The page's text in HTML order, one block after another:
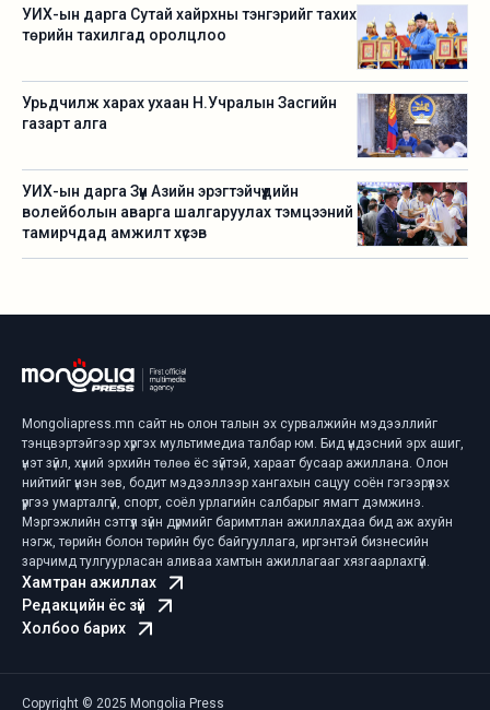
УИХ-ын дарга Сутай хайрхны тэнгэрийг тахих
төрийн тахилгад оролцлоо
Урьдчилж харах ухаан Н.Учралын Засгийн
газарт алга
УИХ-ын дарга Зүүн Азийн эрэгтэйчүүдийн
волейболын аварга шалгаруулах тэмцээний
тамирчдад амжилт хүсэв
Mongoliapress.mn сайт нь олон талын эх сурвалжийн мэдээллийг
тэнцвэртэйгээр хүргэх мультимедиа талбар юм. Бид үндэсний эрх ашиг,
үнэт зүйл, хүний эрхийн төлөө ёс зүйтэй, хараат бусаар ажиллана. Олон
нийтийг үнэн зөв, бодит мэдээллээр хангахын сацуу соён гэгээрүүлэх
үүргээ умарталгүй, спорт, соёл урлагийн салбарыг ямагт дэмжинэ.
Мэргэжлийн сэтгүүл зүйн дүрмийг баримтлан ажиллахдаа бид аж ахуйн
нэгж, төрийн болон төрийн бус байгууллага, иргэнтэй бизнесийн
зарчимд тулгуурласан аливаа хамтын ажиллагааг хязгаарлахгүй.
Хамтран ажиллах
Редакцийн ёс зүй
Холбоо барих
Copyright © 2025 Mongolia Press